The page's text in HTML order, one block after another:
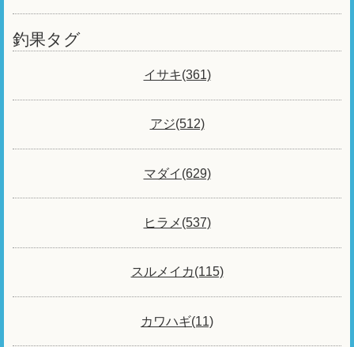
釣果タグ
イサキ(361)
アジ(512)
マダイ(629)
ヒラメ(537)
スルメイカ(115)
カワハギ(11)